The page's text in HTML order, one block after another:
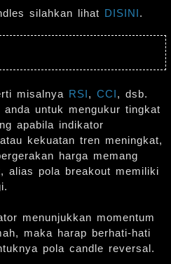
silahkan lihat DISINI.
misalnya RSI, CCI, dsb.
untuk mengukur tingkat
apabila indikator
kekuatan tren meningkat,
harga memang
alias pola breakout memiliki
menunjukkan momentum
maka harap berhati-hati
pola candle reversal.